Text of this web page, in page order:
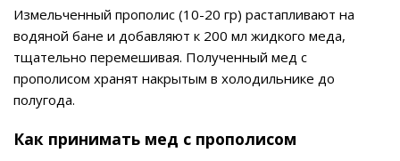
Измельченный прополис (10-20 гр) растапливают на
водяной бане и добавляют к 200 мл жидкого меда,
тщательно перемешивая. Полученный мед с
прополисом хранят накрытым в холодильнике до
полугода.
Как принимать мед с прополисом